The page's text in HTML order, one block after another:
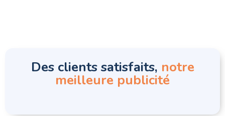
Des clients satisfaits, notre
meilleure publicité